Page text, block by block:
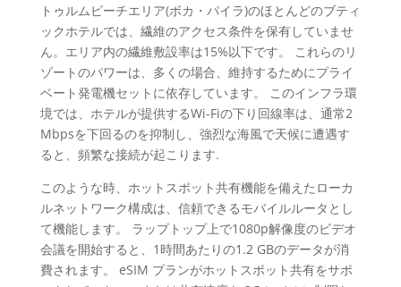
トゥルムビーチエリア(ボカ・パイラ)のほとんどのブティ
ックホテルでは、繊維のアクセス条件を保有していませ
ん。エリア内の繊維敷設率は15%以下です。 これらのリ
ゾートのパワーは、多くの場合、維持するためにプライ
ベート発電機セットに依存しています。 このインフラ環
境では、ホテルが提供するWi-Fiの下り回線率は、通常2
Mbpsを下回るのを抑制し、強烈な海風で天候に遭遇す
ると、頻繁な接続が起こります.
このような時、ホットスポット共有機能を備えたローカ
ルネットワーク構成は、信頼できるモバイルルータとし
て機能します。 ラップトップ上で1080p解像度のビデオ
会議を開始すると、1時間あたりの1.2 GBのデータが消
費されます。 eSIM プランがホットスポット共有をサポ